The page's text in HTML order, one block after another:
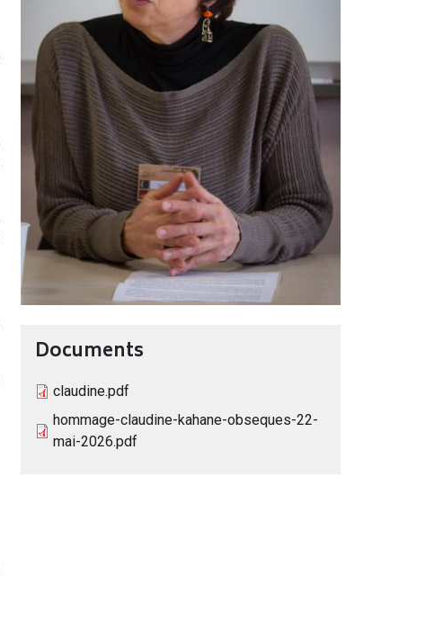
Documents
claudine.pdf
hommage-claudine-kahane-obseques-22-
mai-2026.pdf